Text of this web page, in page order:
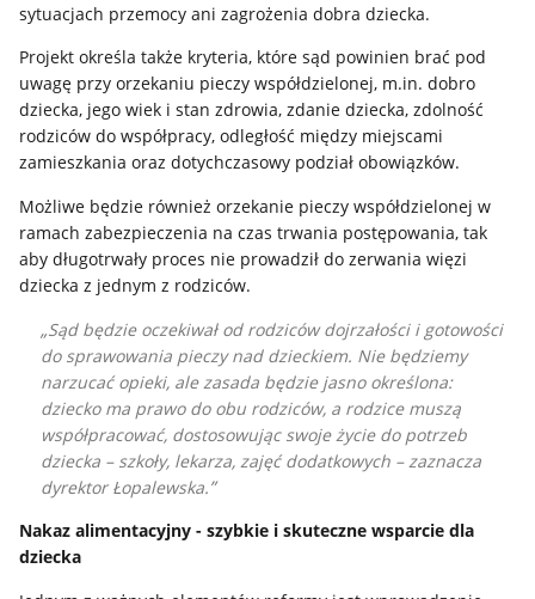
sytuacjach przemocy ani zagrożenia dobra dziecka.
Projekt określa także kryteria, które sąd powinien brać pod
uwagę przy orzekaniu pieczy współdzielonej, m.in. dobro
dziecka, jego wiek i stan zdrowia, zdanie dziecka, zdolność
rodziców do współpracy, odległość między miejscami
zamieszkania oraz dotychczasowy podział obowiązków.
Możliwe będzie również orzekanie pieczy współdzielonej w
ramach zabezpieczenia na czas trwania postępowania, tak
aby długotrwały proces nie prowadził do zerwania więzi
dziecka z jednym z rodziców.
Sąd będzie oczekiwał od rodziców dojrzałości i gotowości
do sprawowania pieczy nad dzieckiem. Nie będziemy
narzucać opieki, ale zasada będzie jasno określona:
dziecko ma prawo do obu rodziców, a rodzice muszą
współpracować, dostosowując swoje życie do potrzeb
dziecka – szkoły, lekarza, zajęć dodatkowych – zaznacza
dyrektor Łopalewska.
Nakaz alimentacyjny - szybkie i skuteczne wsparcie dla
dziecka